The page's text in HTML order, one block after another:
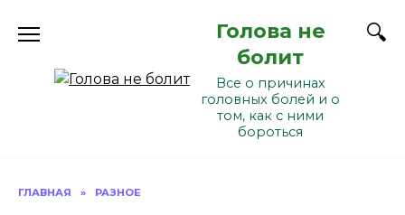
Голова не
болит
Все о причинах
головных болей и о
том, как с ними
бороться
ГЛАВНАЯ » РАЗНОЕ